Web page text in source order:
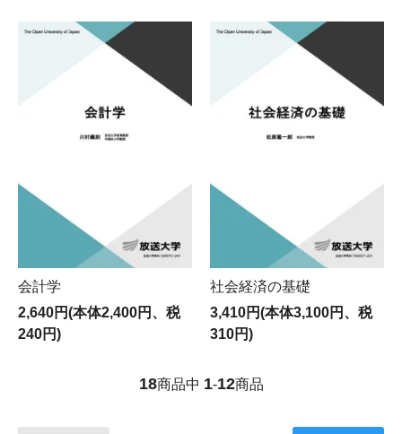
会計学
2,640円(本体2,400円、税
240円)
社会経済の基礎
3,410円(本体3,100円、税
310円)
18商品中 1-12商品